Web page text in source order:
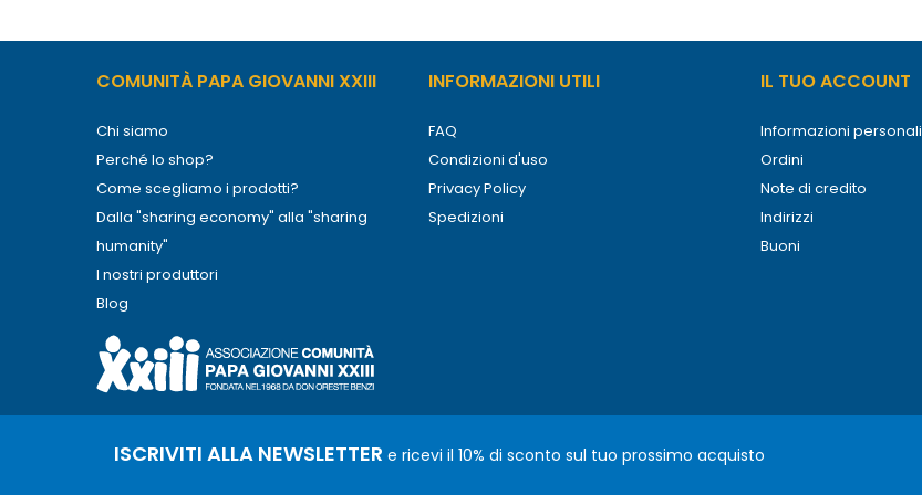
COMUNITÀ PAPA GIOVANNI XXIII
Chi siamo
Perché lo shop?
Come scegliamo i prodotti?
Dalla "sharing economy" alla "sharing
humanity"
I nostri produttori
Blog
INFORMAZIONI UTILI
FAQ
Condizioni d'uso
Privacy Policy
Spedizioni
IL TUO ACCOUNT
Informazioni personali
Ordini
Note di credito
Indirizzi
Buoni
ISCRIVITI ALLA NEWSLETTER e ricevi il 10% di sconto sul tuo prossimo acquisto